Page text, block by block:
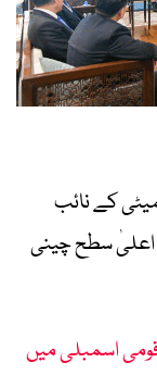
کے نائب
اعلیٰ سطح چینی
کے 75 برس، قومی اسمبلی میں